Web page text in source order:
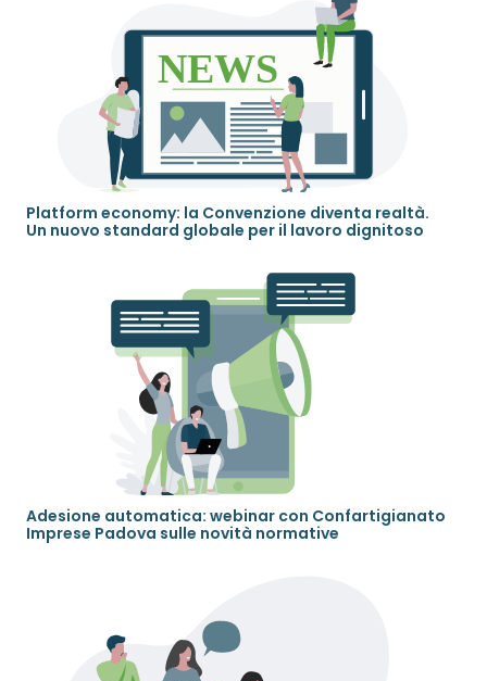
Platform economy: la Convenzione diventa realtà.
Un nuovo standard globale per il lavoro dignitoso
Adesione automatica: webinar con Confartigianato
Imprese Padova sulle novità normative